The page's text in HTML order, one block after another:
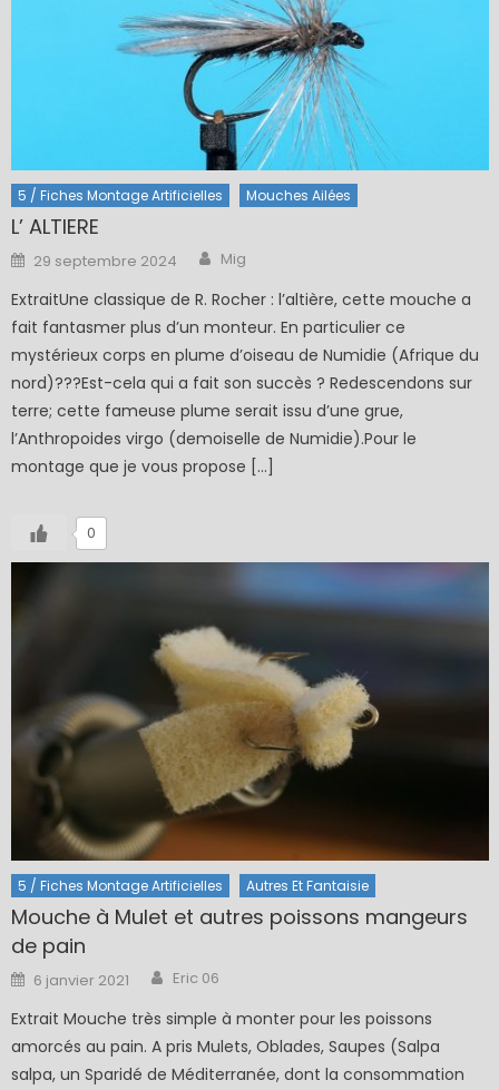
5 / Fiches Montage Artificielles Mouches Ailées
L’ ALTIERE
Posted
on
29 septembre 2024 Author
Mig
ExtraitUne classique de R. Rocher : l’altière, cette mouche a
fait fantasmer plus d’un monteur. En particulier ce
mystérieux corps en plume d’oiseau de Numidie (Afrique du
nord)???Est-cela qui a fait son succès ? Redescendons sur
terre; cette fameuse plume serait issu d’une grue,
l’Anthropoides virgo (demoiselle de Numidie).Pour le
montage que je vous propose […]
0
5 / Fiches Montage Artificielles Autres Et Fantaisie
Mouche à Mulet et autres poissons mangeurs
de pain
Posted
on
6 janvier 2021 Author
Eric 06
Extrait Mouche très simple à monter pour les poissons
amorcés au pain. A pris Mulets, Oblades, Saupes (Salpa
salpa, un Sparidé de Méditerranée, dont la consommation